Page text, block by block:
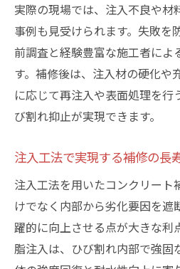
実際の現場では、注入不良や材
事例も見受けられます。失敗を
前調査と経験豊富な施工者によ
す。補修後は、注入材の硬化や
に応じて再注入や表面処理を行
び割れ抑止が実現できます。
注入工法で実現する補修の長
注入工法を用いたコンクリート
けでなく内部から劣化要因を
躍的に向上させる点が大きな利
脂注入は、ひび割れ内部で強固